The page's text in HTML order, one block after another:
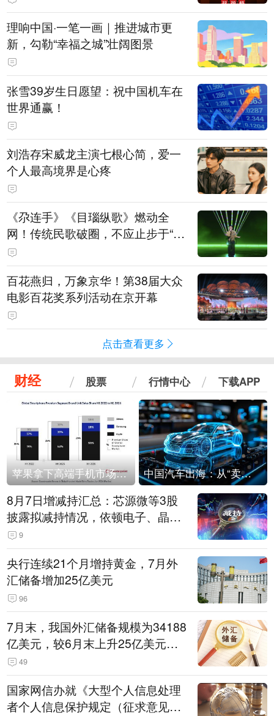
理响中国·一笔一画｜推进城市更
新，勾勒“幸福之城”壮阔图景
张雪39岁生日愿望：祝中国机车在
世界通赢！
刘浩存宋威龙主演七根心简，爱一
个人最高境界是心疼
《尕连手》《目瑙纵歌》燃动全
网！传统民歌破圈，不应止步于“上
头”
百花燕归，万象京华！第38届大众
电影百花奖系列活动在京开幕
点击查看更多
财经 股票 行情中心 下载APP
苹果拿下高端手机市场65%的份额：iPhone 17系列功不可没 中国汽车出海：从“卖出去”到“走进去”
8月7日增减持汇总：芯源微等3股
披露拟减持情况，依顿电子、晶华
微拟增持（表）
9
央行连续21个月增持黄金，7月外
汇储备增加25亿美元
96
7月末，我国外汇储备规模为34188
亿美元，较6月末上升25亿美元，
升幅为0.07%
49
国家网信办就《大型个人信息处理
者个人信息保护规定（征求意见